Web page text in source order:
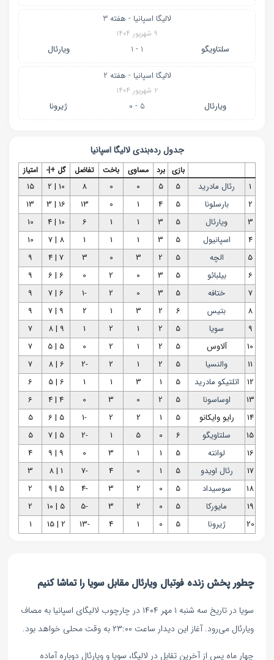
لالیگا اسپانیا - هفته 3
۹ شهریور ۱۴۰۴
سلتاویگو 1 - 1 ویارئال
لالیگا اسپانیا - هفته 2
۲ شهریور ۱۴۰۴
ویارئال 5 - 0 ژیرونا
جدول رده‌بندیلالیگا اسپانیا
بازی برد مساوی باخت تفاضل گل +|- امتیاز
1 رئال مادرید 5
5
0
0
8
10 | 2
15
2
بارسلونا 5
4
1
0
13
16 | 3
13
3
ویارئال 5
3
1
1
6
10 | 4
10
4
اسپانیول 5
3
1
1
1
8 | 7
10
5
الچه 5
2
3
0
3
7 | 4
9
6
بیلبائو 5
3
0
2
0
6 | 6
9
7
ختافه 5
3
0
2
-1
6 | 7
9
8
بتیس 6
2
3
1
2
9 | 7
9
9
سویا 5
2
1
2
1
9 | 8
7
10
آلاوس 5
2
1
2
0
5 | 5
7
11
والنسیا 5
2
1
2
-2
6 | 8
7
12
اتلتیکو مادرید 5
1
3
1
1
6 | 5
6
13
اوساسونا 5
2
0
3
0
4 | 4
6
14
رایو وایکانو 5
1
2
2
-1
5 | 6
5
15
سلتاویگو 6
0
5
1
-2
5 | 7
5
16
لوانته 5
1
1
3
0
9 | 9
4
17
رئال اویدو 5
1
0
4
-7
1 | 8
3
18
سوسیداد 5
0
2
3
-4
5 | 9
2
19
مایورکا 5
0
2
3
-5
5 | 10
2
20
ژیرونا 5
0
1
4
-13
2 | 15
1
چطور پخش زنده فوتبال ویارئال مقابل سویا را تماشا کنیم
سویا در تاریخ سه شنبه ۱ مهر ۱۴۰۴ در چارچوب لالیگای اسپانیا به مصاف
ویارئال می‌رود. آغاز این دیدار ساعت ۲۳:۰۰ به وقت محلی خواهد بود.
چهار ماه پس از آخرین تقابل در لالیگا، سویا و ویارئال دوباره آماده